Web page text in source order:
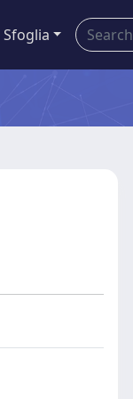
Sfoglia